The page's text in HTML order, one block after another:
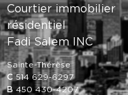
Courtier immobilier
résidentiel
Fadi Salem INC
Sainte-Thérèse
C 514 629-6297
B 450 430-4207